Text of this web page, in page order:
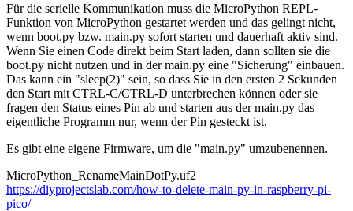
Für die serielle Kommunikation muss die MicroPython REPL-
Funktion von MicroPython gestartet werden und das gelingt nicht,
wenn boot.py bzw. main.py sofort starten und dauerhaft aktiv sind.
Wenn Sie einen Code direkt beim Start laden, dann sollten sie die
boot.py nicht nutzen und in der main.py eine "Sicherung" einbauen.
Das kann ein "sleep(2)" sein, so dass Sie in den ersten 2 Sekunden
den Start mit CTRL-C/CTRL-D unterbrechen können oder sie
fragen den Status eines Pin ab und starten aus der main.py das
eigentliche Programm nur, wenn der Pin gesteckt ist.
Es gibt eine eigene Firmware, um die "main.py" umzubenennen.
MicroPython_RenameMainDotPy.uf2
https://diyprojectslab.com/how-to-delete-main-py-in-raspberry-pi-
pico/